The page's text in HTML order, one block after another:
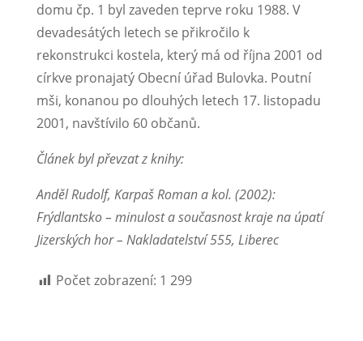
domu čp. 1 byl zaveden teprve roku 1988. V
devadesátých letech se přikročilo k
rekonstrukci kostela, který má od října 2001 od
církve pronajatý Obecní úřad Bulovka. Poutní
mši, konanou po dlouhých letech 17. listopadu
2001, na­vštívilo 60 občanů.
Článek byl převzat z knihy:
Anděl Rudolf, Karpaš Roman a kol. (2002):
Frýdlantsko – minulost a současnost kraje na úpatí
Jizerských hor – Nakladatelství 555, Liberec
Počet zobrazení: 1 299